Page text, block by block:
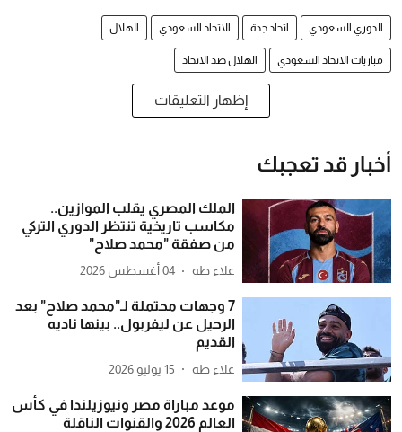
الدوري السعودي اتحاد جدة الاتحاد السعودي الهلال
مباريات الاتحاد السعودي الهلال ضد الاتحاد
إظهار التعليقات
أخبار قد تعجبك
الملك المصري يقلب الموازين..
مكاسب تاريخية تنتظر الدوري التركي
من صفقة "محمد صلاح"
علاء طه 04 أغسطس 2026
7 وجهات محتملة لـ"محمد صلاح" بعد
الرحيل عن ليفربول.. بينها ناديه
القديم
علاء طه 15 يوليو 2026
موعد مباراة مصر ونيوزيلندا في كأس
العالم 2026 والقنوات الناقلة